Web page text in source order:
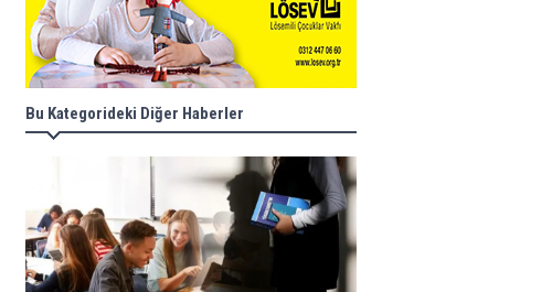
Bu Kategorideki Diğer Haberler